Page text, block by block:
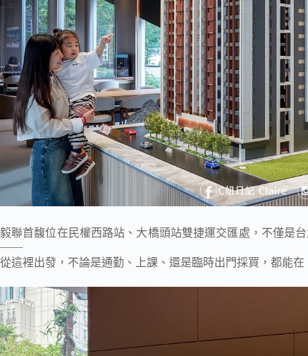
毅聯首馥位在民權西路站、大橋頭站雙捷運交匯處，不僅是
——
從這裡出發，不論是通勤、上課、還是臨時出門採買，都能在